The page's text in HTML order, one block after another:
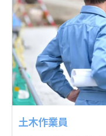
土木作業員